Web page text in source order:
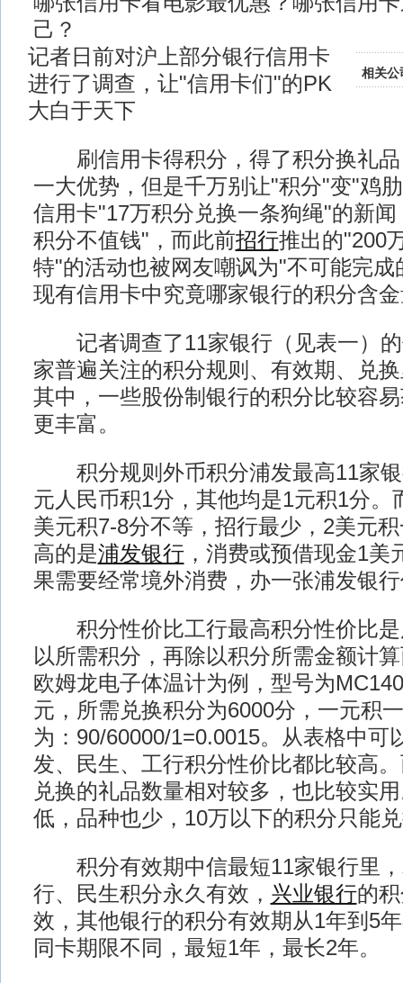
己？
相关公
记者日前对沪上部分银行信用卡
进行了调查，让"信用卡们"的PK
大白于天下
刷信用卡得积分，得了积分换礼品
一大优势，但是千万别让"积分"变"鸡
信用卡"17万积分兑换一条狗绳"的新
积分不值钱"，而此前招行推出的"200
特"的活动也被网友嘲讽为"不可能完成
现有信用卡中究竟哪家银行的积分含
记者调查了11家银行（见表一）的
家普遍关注的积分规则、有效期、兑
其中，一些股份制银行的积分比较容
更丰富。
积分规则外币积分浦发最高11家银
元人民币积1分，其他均是1元积1分。
美元积7-8分不等，招行最少，2美元
高的是浦发银行，消费或预借现金1美
果需要经常境外消费，办一张浦发银
积分性价比工行最高积分性价比是
以所需积分，再除以积分所需金额计
欧姆龙电子体温计为例，型号为
元，所需兑换积分为6000分，一元积
为：90/60000/1=0.0015。从表格中可
发、民生、工行积分性价比都比较高
兑换的礼品数量相对较多，也比较实
低，品种也少，10万以下的积分只能
积分有效期中信最短11家银行里，
行、民生积分永久有效， 兴业银行的
效，其他银行的积分有效期从1年到5
同卡期限不同，最短1年，最长2年。